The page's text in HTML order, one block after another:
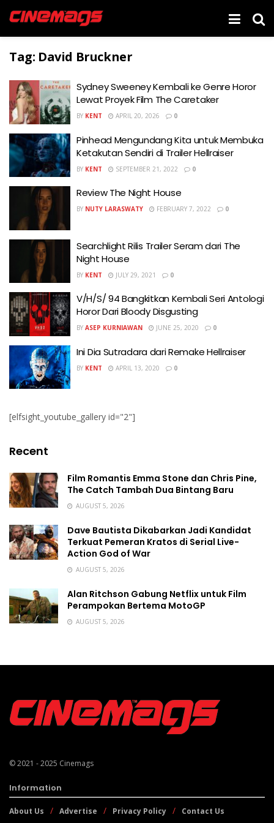
Tag: David Bruckner
Sydney Sweeney Kembali ke Genre Horor
Lewat Proyek Film The Caretaker
BY KENT APRIL 20, 2026 0
Pinhead Mengundang Kita untuk Membuka
Ketakutan Sendiri di Trailer Hellraiser
BY KENT SEPTEMBER 21, 2022 0
Review The Night House
BY NUTY LARASWATY FEBRUARY 7, 2022 0
Searchlight Rilis Trailer Seram dari The
Night House
BY KENT JULY 29, 2021 0
V/H/S/ 94 Bangkitkan Kembali Seri Antologi
Horor Dari Bloody Disgusting
BY ASEP KURNIAWAN JUNE 25, 2020 0
Ini Dia Sutradara dari Remake Hellraiser
BY KENT APRIL 13, 2020 0
[elfsight_youtube_gallery id="2"]
Recent
Film Romantis Emma Stone dan Chris Pine,
The Catch Tambah Dua Bintang Baru
AUGUST 5, 2026
Dave Bautista Dikabarkan Jadi Kandidat
Terkuat Pemeran Kratos di Serial Live-
Action God of War
AUGUST 5, 2026
Alan Ritchson Gabung Netflix untuk Film
Perampokan Bertema MotoGP
AUGUST 5, 2026
© 2021 - 2025 Cinemags
Information
About Us Advertise Privacy Policy Contact Us